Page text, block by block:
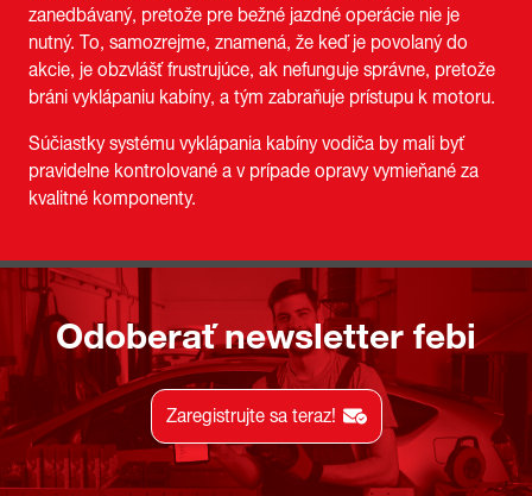
zanedbávaný, pretože pre bežné jazdné operácie nie je
nutný. To, samozrejme, znamená, že keď je povolaný do
akcie, je obzvlášť frustrujúce, ak nefunguje správne, pretože
bráni vyklápaniu kabíny, a tým zabraňuje prístupu k motoru.
Súčiastky systému vyklápania kabíny vodiča by mali byť
pravidelne kontrolované a v prípade opravy vymieňané za
kvalitné komponenty.
Odoberať newsletter febi
Zaregistrujte sa teraz!